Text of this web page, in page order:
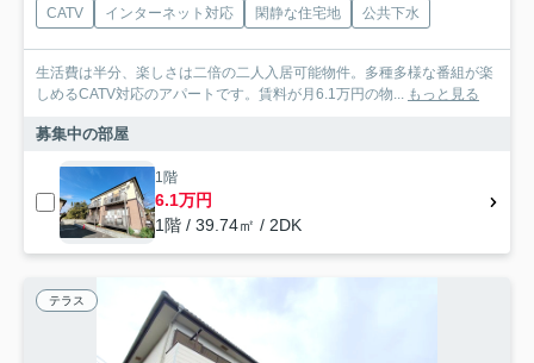
CATV インターネット対応 閑静な住宅地 公共下水
生活費は半分、楽しさは二倍の二人入居可能物件。多種多様な番組が楽
しめるCATV対応のアパートです。賃料が月6.1万円の物... もっと見る
募集中の部屋
1階
6.1万円
1階 / 39.74㎡ / 2DK
テラス